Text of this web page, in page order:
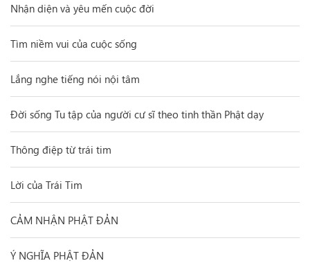
Nhận diện và yêu mến cuộc đời
Tìm niềm vui của cuộc sống
Lắng nghe tiếng nói nội tâm
Đời sống Tu tập của người cư sĩ theo tinh thần Phật dạy
Thông điệp từ trái tim
Lời của Trái Tim
CẢM NHẬN PHẬT ĐẢN
Ý NGHĨA PHẬT ĐẢN